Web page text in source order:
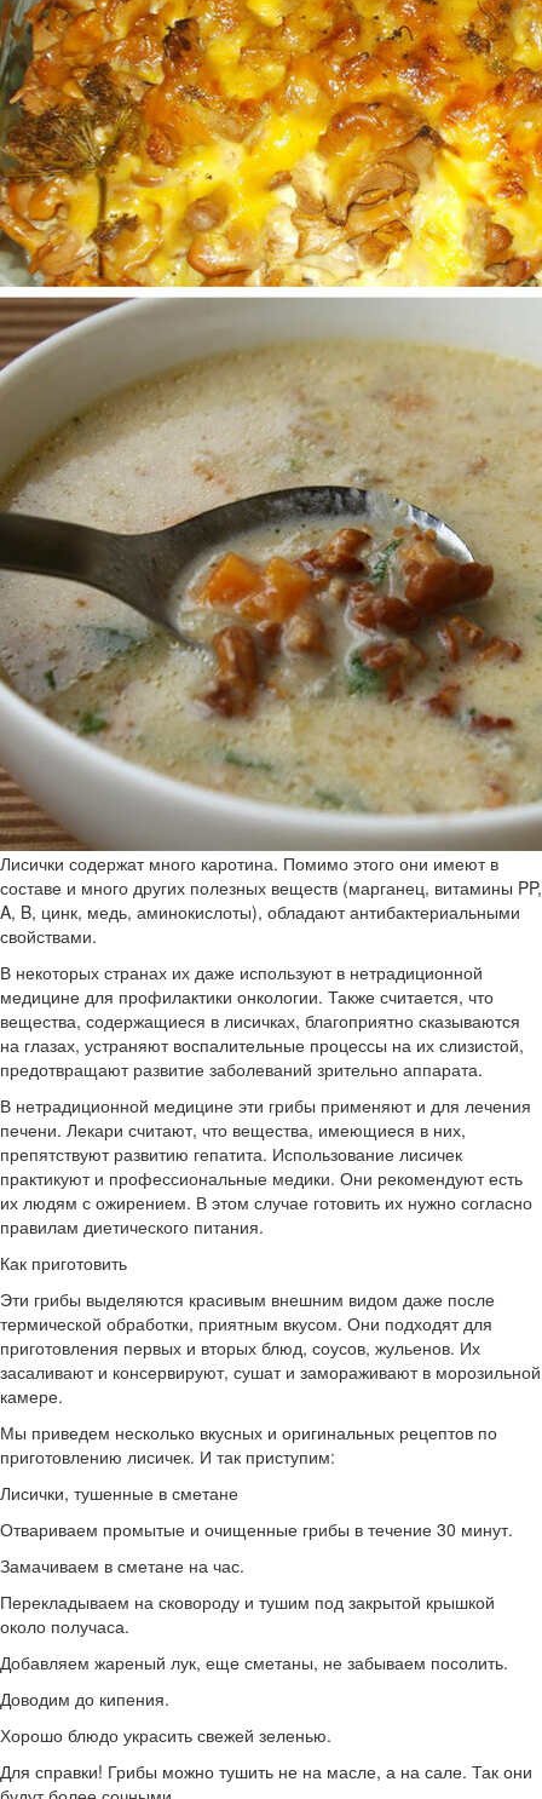
Лисички содержат много каротина. Помимо этого они имеют в
составе и много других полезных веществ (марганец, витамины PP,
A, B, цинк, медь, аминокислоты), обладают антибактериальными
свойствами.
В некоторых странах их даже используют в нетрадиционной
медицине для профилактики онкологии. Также считается, что
вещества, содержащиеся в лисичках, благоприятно сказываются
на глазах, устраняют воспалительные процессы на их слизистой,
предотвращают развитие заболеваний зрительно аппарата.
В нетрадиционной медицине эти грибы применяют и для лечения
печени. Лекари считают, что вещества, имеющиеся в них,
препятствуют развитию гепатита. Использование лисичек
практикуют и профессиональные медики. Они рекомендуют есть
их людям с ожирением. В этом случае готовить их нужно согласно
правилам диетического питания.
Как приготовить
Эти грибы выделяются красивым внешним видом даже после
термической обработки, приятным вкусом. Они подходят для
приготовления первых и вторых блюд, соусов, жульенов. Их
засаливают и консервируют, сушат и замораживают в морозильной
камере.
Мы приведем несколько вкусных и оригинальных рецептов по
приготовлению лисичек. И так приступим:
Лисички, тушенные в сметане
Отвариваем промытые и очищенные грибы в течение 30 минут.
Замачиваем в сметане на час.
Перекладываем на сковороду и тушим под закрытой крышкой
около получаса.
Добавляем жареный лук, еще сметаны, не забываем посолить.
Доводим до кипения.
Хорошо блюдо украсить свежей зеленью.
Для справки! Грибы можно тушить не на масле, а на сале. Так они